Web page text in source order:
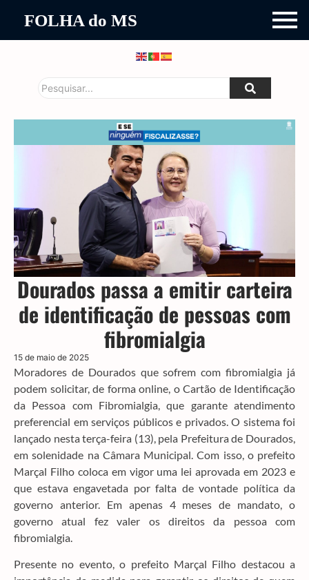
FOLHA do MS
Dourados passa a emitir carteira
de identificação de pessoas com
fibromialgia
15 de maio de 2025
Moradores de Dourados que sofrem com fibromialgia já
podem solicitar, de forma online, o Cartão de Identificação
da Pessoa com Fibromialgia, que garante atendimento
preferencial em serviços públicos e privados. O sistema foi
lançado nesta terça-feira (13), pela Prefeitura de Dourados,
em solenidade na Câmara Municipal. Com isso, o prefeito
Marçal Filho coloca em vigor uma lei aprovada em 2023 e
que estava engavetada por falta de vontade política da
governo anterior. Em apenas 4 meses de mandato, o
governo atual fez valer os direitos da pessoa com
fibromialgia.
Presente no evento, o prefeito Marçal Filho destacou a